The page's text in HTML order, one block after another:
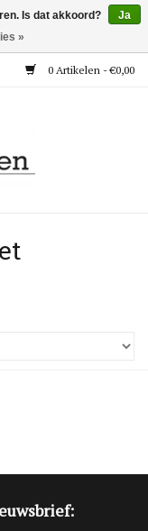
0 Artikelen - €0,00
Is dat akkoord?
Ja
»